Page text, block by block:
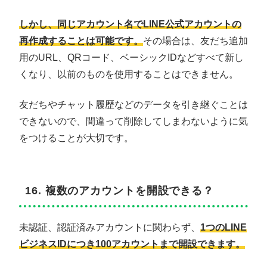
しかし、同じアカウント名でLINE公式アカウントの
再作成することは可能です。その場合は、友だち追加
用のURL、QRコード、ベーシックIDなどすべて新し
くなり、以前のものを使用することはできません。
友だちやチャット履歴などのデータを引き継ぐことは
できないので、間違って削除してしまわないように気
をつけることが大切です。
16. 複数のアカウントを開設できる？
未認証、認証済みアカウントに関わらず、 1つのLINE
ビジネスIDにつき100アカウントまで開設できます。